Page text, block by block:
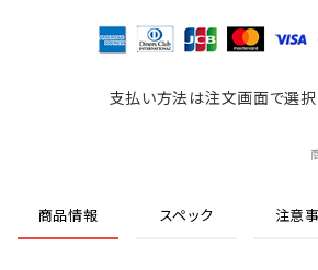
支払い方法は注文画面で選択
商品情報 スペック 注意